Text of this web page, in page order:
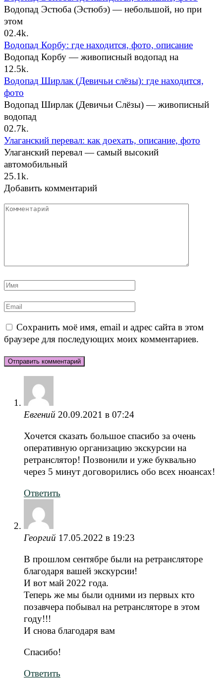
Водопад Эстюба (Эстюбэ) — небольшой, но при
этом
02.4k.
Водопад Корбу: где находится, фото, описание
Водопад Корбу — живописный водопад на
1 2.5k.
Водопад Ширлак (Девичьи слёзы): где находится,
фото
Водопад Ширлак (Девичьи Слёзы) — живописный
водопад
02.7k.
Улаганский перевал: как доехать, описание, фото
Улаганский перевал — самый высокий
автомобильный
25.1k.
Добавить комментарий
Комментарий
Имя
Email
Сохранить моё имя, email и адрес сайта в этом
браузере для последующих моих комментариев.
Евгений 20.09.2021 в 07:24
Хочется сказать большое спасибо за очень
оперативную организацию экскурсии на
ретранслятор! Позвонили и уже буквально
через 5 минут договорились обо всех нюансах!
Ответить
Георгий 17.05.2022 в 19:23
В прошлом сентябре были на ретрансляторе
благодаря вашей экскурсии!
И вот май 2022 года.
Теперь же мы были одними из первых кто
позавчера побывал на ретрансляторе в этом
году!!!
И снова благодаря вам
Спасибо!
Ответить